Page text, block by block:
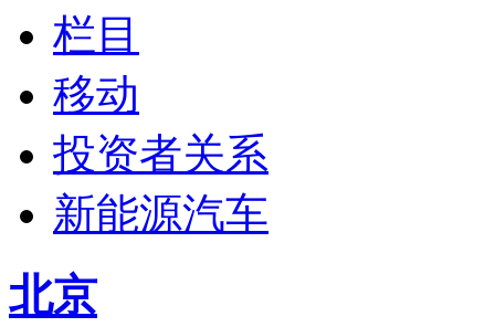
栏目
移动
投资者关系
新能源汽车
北京